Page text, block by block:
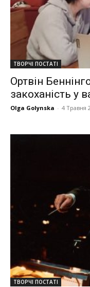
ТВОРЧІ ПОСТАТІ
Ортвін
закоханість у
Olga Golynska - 4 Травня
ТВОРЧІ ПОСТАТІ